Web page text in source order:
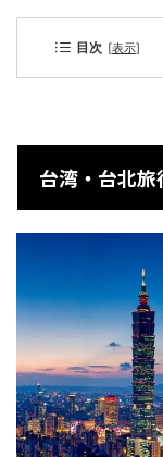
目次 [表示]
台湾・台北